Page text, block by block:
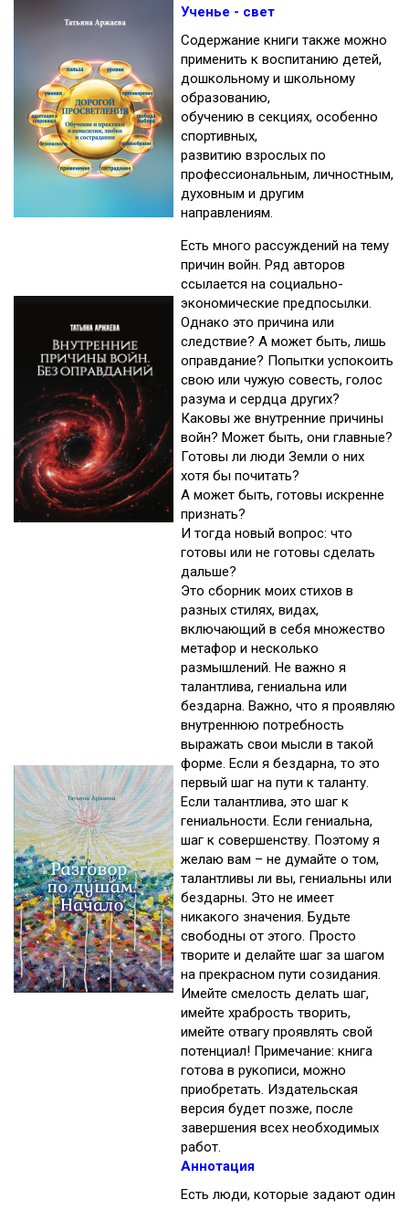
Ученье - свет
Содержание книги также можно
применить к воспитанию детей,
дошкольному и школьному
образованию,
обучению в секциях, особенно
спортивных,
развитию взрослых по
профессиональным, личностным,
духовным и другим
направлениям.
Есть много рассуждений на тему
причин войн. Ряд авторов
ссылается на социально-
экономические предпосылки.
Однако это причина или
следствие? А может быть, лишь
оправдание? Попытки успокоить
свою или чужую совесть, голос
разума и сердца других?
Каковы же внутренние причины
войн? Может быть, они главные?
Готовы ли люди Земли о них
хотя бы почитать?
А может быть, готовы искренне
признать?
И тогда новый вопрос: что
готовы или не готовы сделать
дальше?
Это сборник моих стихов в
разных стилях, видах,
включающий в себя множество
метафор и несколько
размышлений. Не важно я
талантлива, гениальна или
бездарна. Важно, что я проявляю
внутреннюю потребность
выражать свои мысли в такой
форме. Если я бездарна, то это
первый шаг на пути к таланту.
Если талантлива, это шаг к
гениальности. Если гениальна,
шаг к совершенству. Поэтому я
желаю вам – не думайте о том,
талантливы ли вы, гениальны или
бездарны. Это не имеет
никакого значения. Будьте
свободны от этого. Просто
творите и делайте шаг за шагом
на прекрасном пути созидания.
Имейте смелость делать шаг,
имейте храбрость творить,
имейте отвагу проявлять свой
потенциал! Примечание: книга
готова в рукописи, можно
приобретать. Издательская
версия будет позже, после
завершения всех необходимых
работ.
Аннотация
Есть люди, которые задают один